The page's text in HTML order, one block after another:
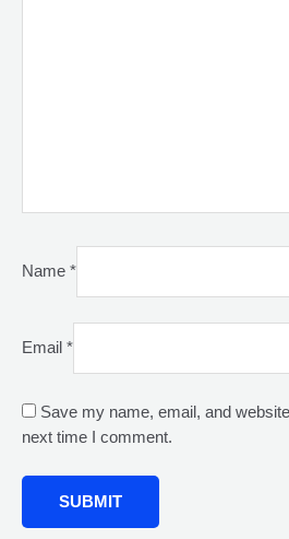
Name *
Email *
Save my name, email, and
next time I comment.